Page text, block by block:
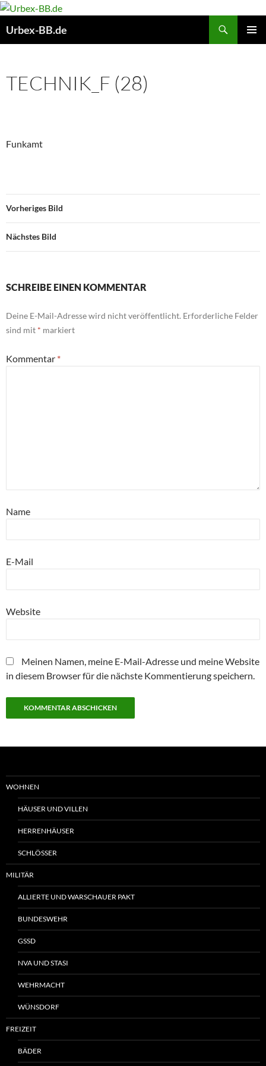
Urbex-BB.de
TECHNIK_F (28)
Funkamt
Vorheriges Bild
Nächstes Bild
SCHREIBE EINEN KOMMENTAR
Deine E-Mail-Adresse wird nicht veröffentlicht. Erforderliche Felder
sind mit * markiert
Kommentar *
Name
E-Mail
Website
Meinen Namen, meine E-Mail-Adresse und meine Website
in diesem Browser für die nächste Kommentierung speichern.
WOHNEN
HÄUSER UND VILLEN
HERRENHÄUSER
SCHLÖSSER
MILITÄR
ALLIERTE UND WARSCHAUER PAKT
BUNDESWEHR
GSSD
NVA UND STASI
WEHRMACHT
WÜNSDORF
FREIZEIT
BÄDER